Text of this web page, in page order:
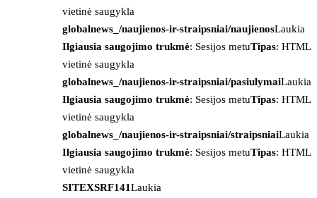
vietinė saugykla
globalnews_/naujienos-ir-straipsniai/naujienosLaukia
Ilgiausia saugojimo trukmė: Sesijos metuTipas: HTML
vietinė saugykla
globalnews_/naujienos-ir-straipsniai/pasiulymaiLaukia
Ilgiausia saugojimo trukmė: Sesijos metuTipas: HTML
vietinė saugykla
globalnews_/naujienos-ir-straipsniai/straipsniaiLaukia
Ilgiausia saugojimo trukmė: Sesijos metuTipas: HTML
vietinė saugykla
SITEXSRF141Laukia